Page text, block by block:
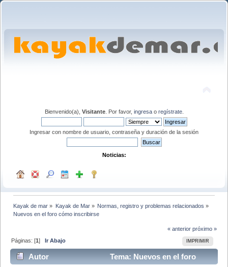
Bienvenido(a), Visitante. Por favor, ingresao regístrate.
Ingresar con nombre de usuario, contraseña y duración de la sesión
Noticias:
Kayak de mar » Kayak de Mar» Normas, registro y problemas relacionados »
Nuevos en el foro cómo inscribirse
« anterior próximo »
IMPRIMIR
Páginas: [1]Ir Abajo
Autor
Tema: Nuevos en el foro